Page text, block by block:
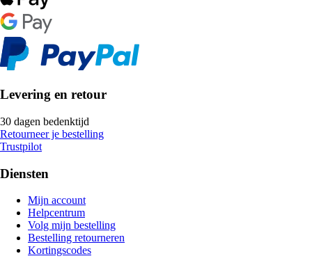
Levering en retour
30 dagen bedenktijd
Retourneer je bestelling
Trustpilot
Diensten
Mijn account
Helpcentrum
Volg mijn bestelling
Bestelling retourneren
Kortingscodes